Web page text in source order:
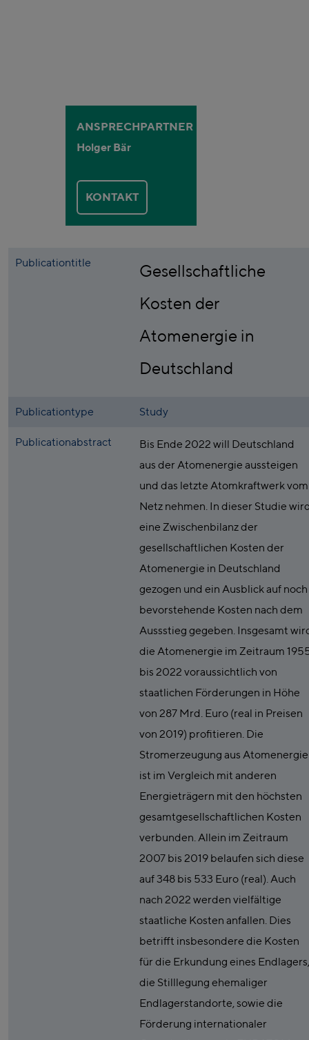
ANSPRECHPARTNER
Holger Bär
KONTAKT
Publicationtitle
Gesellschaftliche
Kosten der
Atomenergie in
Deutschland
Publicationtype Study
Publicationabstract
Bis Ende 2022 will Deutschland
aus der Atomenergie aussteigen
und das letzte Atomkraftwerk vom
Netz nehmen. In dieser Studie
eine Zwischenbilanz der
gesellschaftlichen Kosten der
Atomenergie in Deutschland
gezogen und ein Ausblick auf noch
bevorstehende Kosten nach dem
Aussstieg gegeben. Insgesamt
die Atomenergie im Zeitraum
bis 2022 voraussichtlich von
staatlichen Förderungen in Höhe
von 287 Mrd. Euro (real in Preisen
von 2019) profitieren. Die
Stromerzeugung aus Atomenergie
ist im Vergleich mit anderen
Energieträgern mit den höchsten
gesamtgesellschaftlichen Kosten
verbunden. Allein im Zeitraum
2007 bis 2019 belaufen sich diese
auf 348 bis 533 Euro (real). Auch
nach 2022 werden vielfältige
staatliche Kosten anfallen. Dies
betrifft insbesondere die Kosten
für die Erkundung eines Endlagers,
die Stilllegung ehemaliger
Endlagerstandorte, sowie die
Förderung internationaler